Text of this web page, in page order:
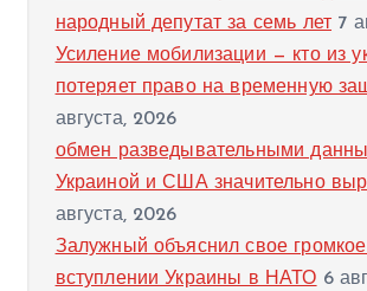
народный депутат за семь лет 7
Усиление мобилизации — кто из
потеряет право на временную
августа, 2026
обмен разведывательными
Украиной и США значительно
августа, 2026
Залужный объяснил свое
вступлении Украины в НАТО 6